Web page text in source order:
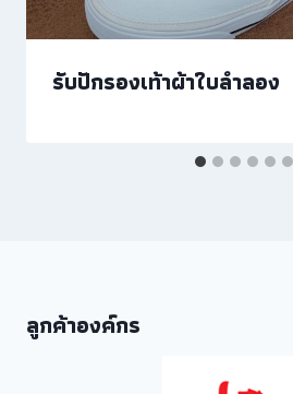
รับปักรองเท้าผ้าใบลำลอง
ลูกค้าองค์กร